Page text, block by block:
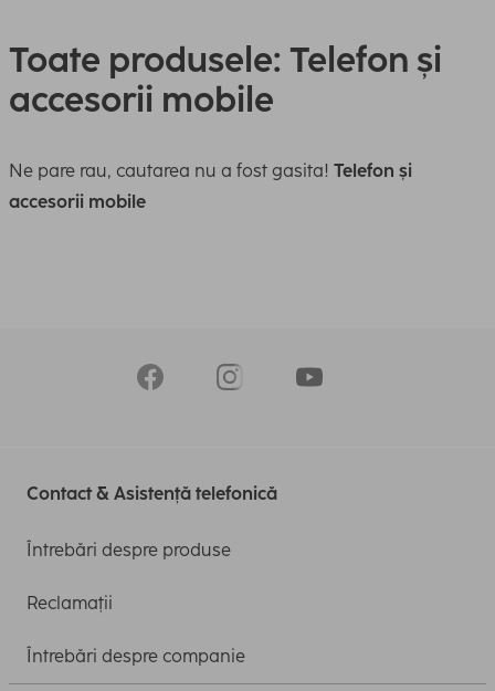
Toate produsele: Telefon și
accesorii mobile
Ne pare rau, cautarea nu a fost gasita! Telefon și
accesorii mobile
Contact & Asistență telefonică
Întrebări despre produse
Reclamații
Întrebări despre companie